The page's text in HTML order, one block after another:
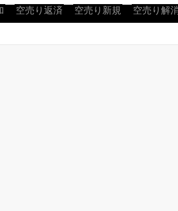
空売り返済 空売り新規 空売り解